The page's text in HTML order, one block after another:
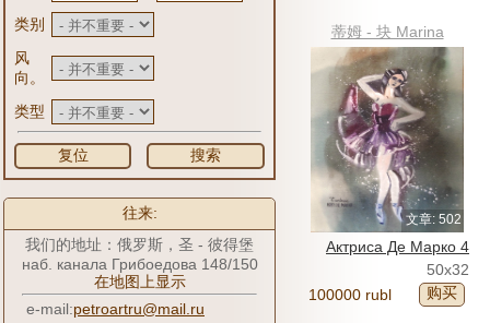
类别
风
向。
类型
复位 搜索
往来:
我们的地址：俄罗斯，圣 - 彼得堡
наб. канала Грибоедова 148/150
在地图上显示
e-mail:petroartru@mail.ru
蒂姆 - 块 Marina
文章: 502
Актриса Де Марко 4
50x32
100000 rubl
购买